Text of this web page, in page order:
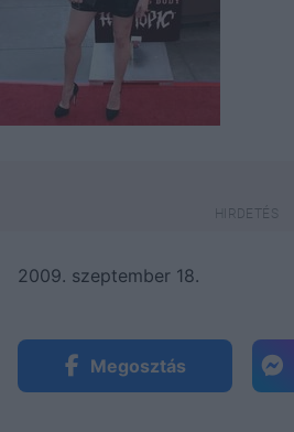
2009. szeptember 18.
Megosztás